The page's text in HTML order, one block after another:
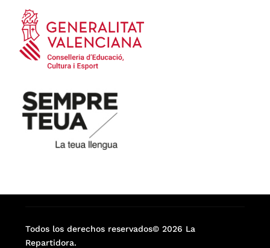
Todos los derechos reservados© 2026 La
Repartidora.